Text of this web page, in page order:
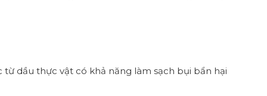
dầu thực vật có khả năng làm sạch bụi bẩn hại